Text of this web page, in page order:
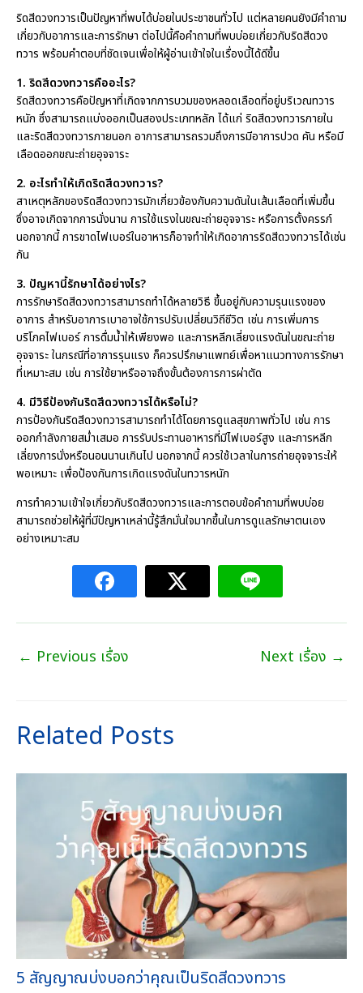
ริดสีดวงทวารเป็นปัญหาที่พบได้บ่อยในประชาชนทั่วไป แต่หลายคนยังมีคำถาม
เกี่ยวกับอาการและการรักษา ต่อไปนี้คือคำถามที่พบบ่อยเกี่ยวกับริดสีดวง
ทวาร พร้อมคำตอบที่ชัดเจนเพื่อให้ผู้อ่านเข้าใจในเรื่องนี้ได้ดีขึ้น
1. ริดสีดวงทวารคืออะไร?
ริดสีดวงทวารคือปัญหาที่เกิดจากการบวมของหลอดเลือดที่อยู่บริเวณทวาร
หนัก ซึ่งสามารถแบ่งออกเป็นสองประเภทหลัก ได้แก่ ริดสีดวงทวารภายใน
และริดสีดวงทวารภายนอก อาการสามารถรวมถึงการมีอาการปวด คัน หรือมี
เลือดออกขณะถ่ายอุจจาระ
2. อะไรทำให้เกิดริดสีดวงทวาร?
สาเหตุหลักของริดสีดวงทวารมักเกี่ยวข้องกับความดันในเส้นเลือดที่เพิ่มขึ้น
ซึ่งอาจเกิดจากการนั่งนาน การใช้แรงในขณะถ่ายอุจจาระ หรือการตั้งครรภ์
นอกจากนี้ การขาดไฟเบอร์ในอาหารก็อาจทำให้เกิดอาการริดสีดวงทวารได้เช่น
กัน
3. ปัญหานี้รักษาได้อย่างไร?
การรักษาริดสีดวงทวารสามารถทำได้หลายวิธี ขึ้นอยู่กับความรุนแรงของ
อาการ สำหรับอาการเบาอาจใช้การปรับเปลี่ยนวิถีชีวิต เช่น การเพิ่มการ
บริโภคไฟเบอร์ การดื่มน้ำให้เพียงพอ และการหลีกเลี่ยงแรงดันในขณะถ่าย
อุจจาระ ในกรณีที่อาการรุนแรง ก็ควรปรึกษาแพทย์เพื่อหาแนวทางการรักษา
ที่เหมาะสม เช่น การใช้ยาหรืออาจถึงขั้นต้องการการผ่าตัด
4. มีวิธีป้องกันริดสีดวงทวารได้หรือไม่?
การป้องกันริดสีดวงทวารสามารถทำได้โดยการดูแลสุขภาพทั่วไป เช่น การ
ออกกำลังกายสม่ำเสมอ การรับประทานอาหารที่มีไฟเบอร์สูง และการหลีก
เลี่ยงการนั่งหรือนอนนานเกินไป นอกจากนี้ ควรใช้เวลาในการถ่ายอุจจาระให้
พอเหมาะ เพื่อป้องกันการเกิดแรงดันในทวารหนัก
การทำความเข้าใจเกี่ยวกับริดสีดวงทวารและการตอบข้อคำถามที่พบบ่อย
สามารถช่วยให้ผู้ที่มีปัญหาเหล่านี้รู้สึกมั่นใจมากขึ้นในการดูแลรักษาตนเอง
อย่างเหมาะสม
← Previous เรื่อง Next เรื่อง →
Related Posts
5 สัญญาณบ่งบอกว่าคุณเป็นริดสีดวงทวาร